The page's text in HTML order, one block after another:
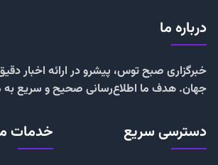
درباره ما
خبرگزاری صبح توس، پیشرو در ارائه اخبار دقیق
جهان. هدف ما اطلاع‌رسانی صحیح و سریع
دسترسی سریع خدمات